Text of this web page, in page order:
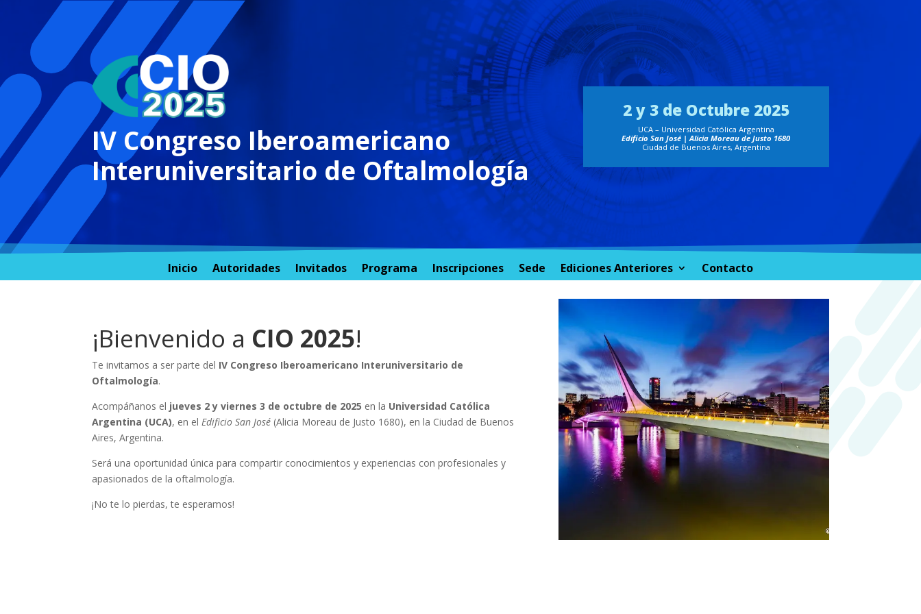
IV Congreso Iberoamericano
Interuniversitario de Oftalmología
2 y 3 de Octubre 2025
UCA – Universidad Católica Argentina
Edificio San José | Alicia Moreau de Justo 1680
Ciudad de Buenos Aires, Argentina
Inicio Autoridades Invitados Programa Inscripciones Sede Ediciones Anteriores Contacto
¡Bienvenido a CIO 2025!
Te invitamos a ser parte del IV Congreso Iberoamericano Interuniversitario de
Oftalmología.
Acompáñanos el jueves 2 y viernes 3 de octubre de 2025 en la Universidad Católica
Argentina (UCA), en elEdificio San José (Alicia Moreau de Justo 1680), en la Ciudad de Buenos
Aires, Argentina.
Será una oportunidad única para compartir conocimientos y experiencias con profesionales y
apasionados de la oftalmología.
¡No te lo pierdas, te esperamos!